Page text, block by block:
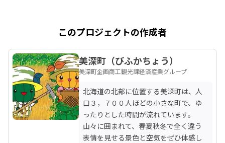
このプロジェクトの作成者
美深町（びふかちょう）
美深町企画商工観光課経済産業グループ
北海道の北部に位置する美深町は、人
口３，７００人ほどの小さな町で、ゆ
ったりとした時間が流れています。
山々に囲まれて、春夏秋冬で全く違う
表情を見せる景色と空気をぜひ体感し